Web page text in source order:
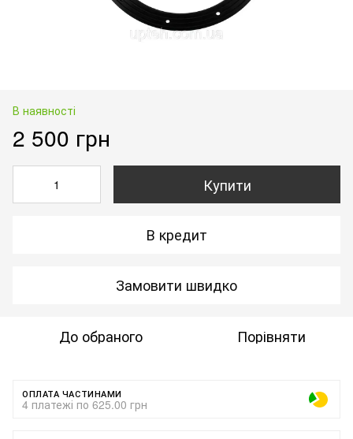
В наявності
2 500 грн
Купити
В кредит
Замовити швидко
До обраного Порівняти
ОПЛАТА ЧАСТИНАМИ
4 платежі по 625.00 грн